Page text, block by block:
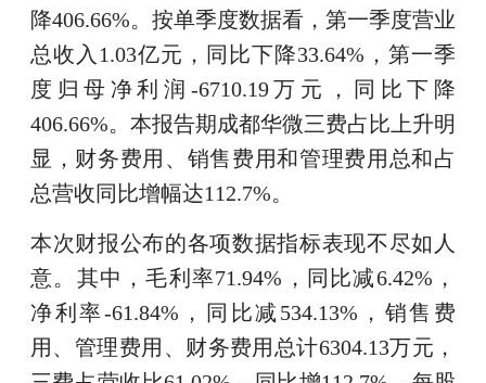
降406.66%。按单季度数据看，第一季度营业
总收入1.03亿元，同比下降33.64%，第一季
度归母净利润-6710.19万元，同比下降
406.66%。本报告期成都华微三费占比上升明
显，财务费用、销售费用和管理费用总和占
总营收同比增幅达112.7%。
本次财报公布的各项数据指标表现不尽如人
意。其中，毛利率71.94%，同比减6.42%，
净利率-61.84%，同比减534.13%，销售费
用、管理费用、财务费用总计6304.13万元，